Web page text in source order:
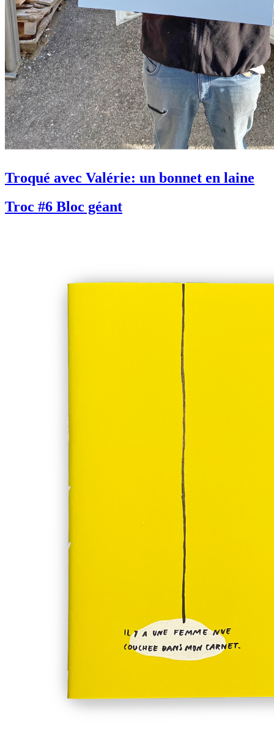
Troqué avec Valérie: un bonnet en laine
Troc #6 Bloc géant